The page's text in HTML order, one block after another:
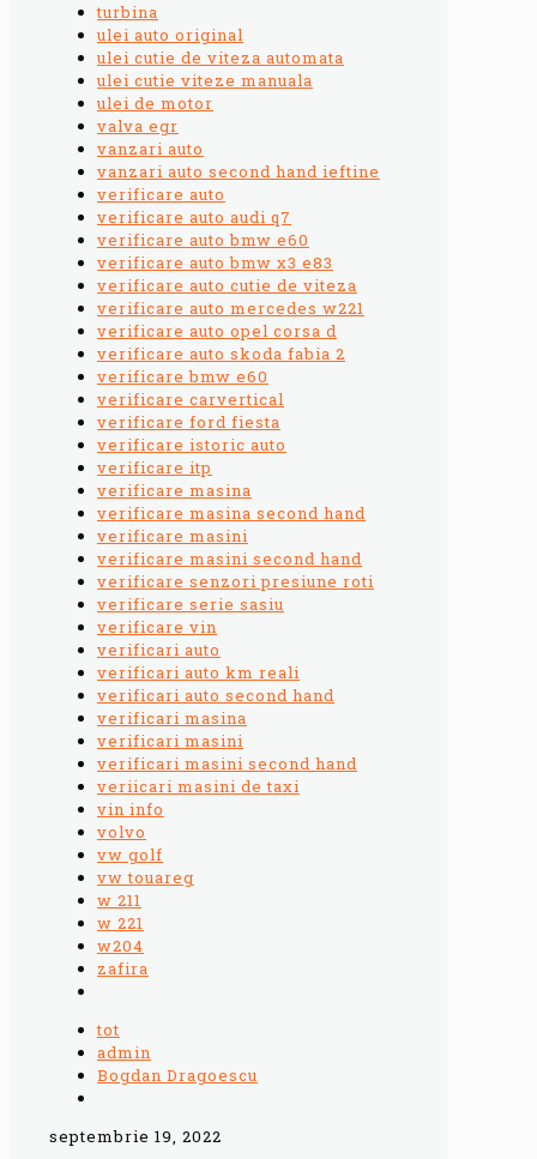
turbina
ulei auto original
ulei cutie de viteza automata
ulei cutie viteze manuala
ulei de motor
valva egr
vanzari auto
vanzari auto second hand ieftine
verificare auto
verificare auto audi q7
verificare auto bmw e60
verificare auto bmw x3 e83
verificare auto cutie de viteza
verificare auto mercedes w221
verificare auto opel corsa d
verificare auto skoda fabia 2
verificare bmw e60
verificare carvertical
verificare ford fiesta
verificare istoric auto
verificare itp
verificare masina
verificare masina second hand
verificare masini
verificare masini second hand
verificare senzori presiune roti
verificare serie sasiu
verificare vin
verificari auto
verificari auto km reali
verificari auto second hand
verificari masina
verificari masini
verificari masini second hand
veriicari masini de taxi
vin info
volvo
vw golf
vw touareg
w 211
w 221
w204
zafira
tot
admin
Bogdan Dragoescu
septembrie 19, 2022